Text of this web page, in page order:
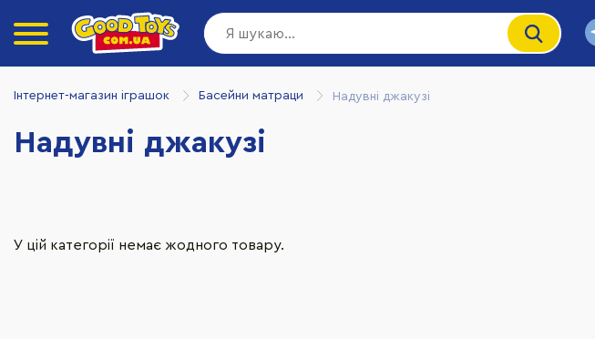
Інтернет-магазин іграшок Басейни матраци Надувні джакузі
Надувні джакузі
У цій категорії немає жодного товару.